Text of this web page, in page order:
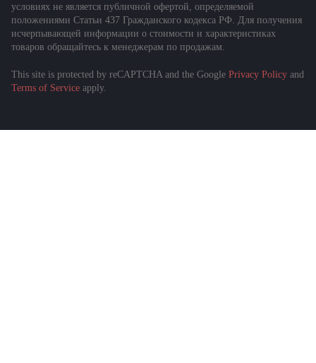
условиях не является публичной офертой, определяемой
положениями Статьи 437 Гражданского кодекса РФ. Для получения
исчерпывающей информации о стоимости и характеристиках
товаров обращайтесь к менеджерам по продажам.
This site is protected by reCAPTCHA and the Google Privacy Policy and
Terms of Service apply.
Подобрать спецтехнику
за 1 минуту